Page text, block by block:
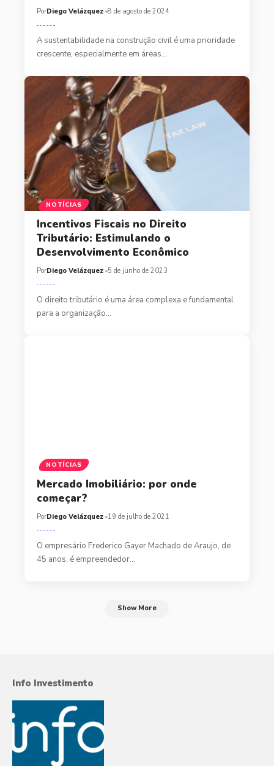
PorDiego Velázquez 8 de agosto de 2024
A sustentabilidade na construção civil é uma prioridade
crescente, especialmente em áreas…
NOTÍCIAS
Incentivos Fiscais no Direito
Tributário: Estimulando o
Desenvolvimento Econômico
PorDiego Velázquez 5 de junho de 2023
O direito tributário é uma área complexa e fundamental
para a organização…
NOTÍCIAS
Mercado Imobiliário: por onde
começar?
PorDiego Velázquez 19 de julho de 2021
O empresário Frederico Gayer Machado de Araujo, de
45 anos, é empreendedor…
Show More
Info Investimento